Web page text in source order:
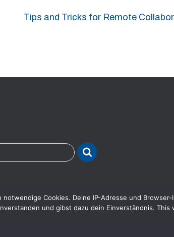
Tips and Tricks for Remote
Cookies. Deine IP-Adresse und
und gibst dazu dein Einverständnis.